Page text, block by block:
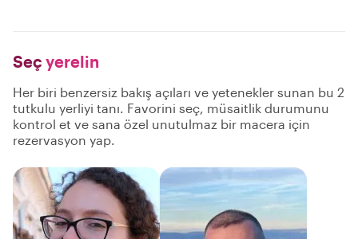
Seç yerelin
Her biri benzersiz bakış açıları ve yetenekler sunan bu 2
tutkulu yerliyi tanı. Favorini seç, müsaitlik durumunu
kontrol et ve sana özel unutulmaz bir macera için
rezervasyon yap.